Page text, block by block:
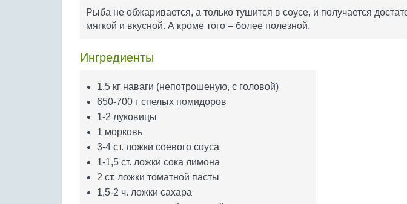
Рыба не обжаривается, а только тушится в соусе, и получается
мягкой и вкусной. А кроме того – более полезной.
Ингредиенты
1,5 кг наваги (непотрошеную, с головой)
650-700 г спелых помидоров
1-2 луковицы
1 морковь
3-4 ст. ложки соевого соуса
1-1,5 ст. ложки сока лимона
2 ст. ложки томатной пасты
1,5-2 ч. ложки сахара